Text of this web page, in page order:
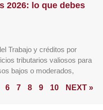
2026: lo que debes
Trabajo y créditos por
tributarios valiosos para
bajos o moderados,
6 7 8 9 10 NEXT »